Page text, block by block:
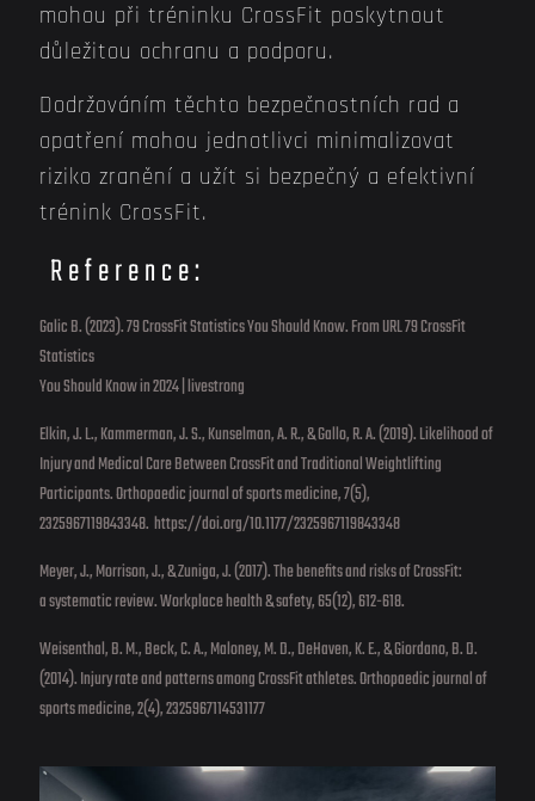
mohou při tréninku CrossFit poskytnout
důležitou ochranu a podporu.
Dodržováním těchto bezpečnostních rad a
opatření mohou jednotlivci minimalizovat
riziko zranění a užít si bezpečný a efektivní
trénink CrossFit.
Reference:
Galic B. (2023). 79 CrossFit Statistics You Should Know. From URL 79 CrossFit
Statistics
You Should Know in 2024 | livestrong
Elkin, J. L., Kammerman, J. S., Kunselman, A. R., & Gallo, R. A. (2019). Likelihood of
Injury and Medical Care Between CrossFit and Traditional Weightlifting
Participants. Orthopaedic journal of sports medicine, 7(5),
2325967119843348. https://doi.org/10.1177/2325967119843348
Meyer, J., Morrison, J., & Zuniga, J. (2017). The benefits and risks of CrossFit:
a systematic review. Workplace health & safety, 65(12), 612-618.
Weisenthal, B. M., Beck, C. A., Maloney, M. D., DeHaven, K. E., & Giordano, B. D.
(2014). Injury rate and patterns among CrossFit athletes. Orthopaedic journal of
sports medicine, 2(4), 2325967114531177